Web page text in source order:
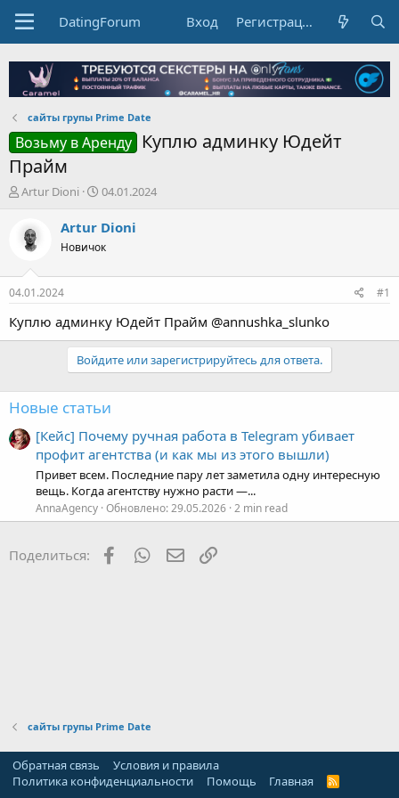
DatingForum Вход Регистрация
сайты групы Prime Date
Возьму в Аренду
Куплю админку Юдейт
Прайм
А
о
р
е
ы
Artur Dioni
Д
т
н
л
а
04.01.2024
Artur Dioni
Новичок
04.01.2024 #1
Куплю админку Юдейт Прайм @annushka_slunko
Войдите или зарегистрируйтесь для ответа.
Новые статьи
[Кейс] Почему ручная работа в Telegram убивает
профит агентства (и как мы из этого вышли)
Привет всем. Последние пару лет заметила одну интересную
вещь. Когда агентству нужно расти —...
AnnaAgency Обновлено:29.05.2026 2 min read
Поделиться: FacebookWhatsAppЭлектронная почта
сайты групы Prime Date
Обратная связь
Условия и правила
Политика конфиденциальности
Помощь Главная
R